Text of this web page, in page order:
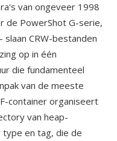
van ongeveer 1998
PowerShot G-serie,
slaan CRW-bestanden
op in één
die fundamenteel
van de meeste
container organiseert
van heap-
en tag, die de